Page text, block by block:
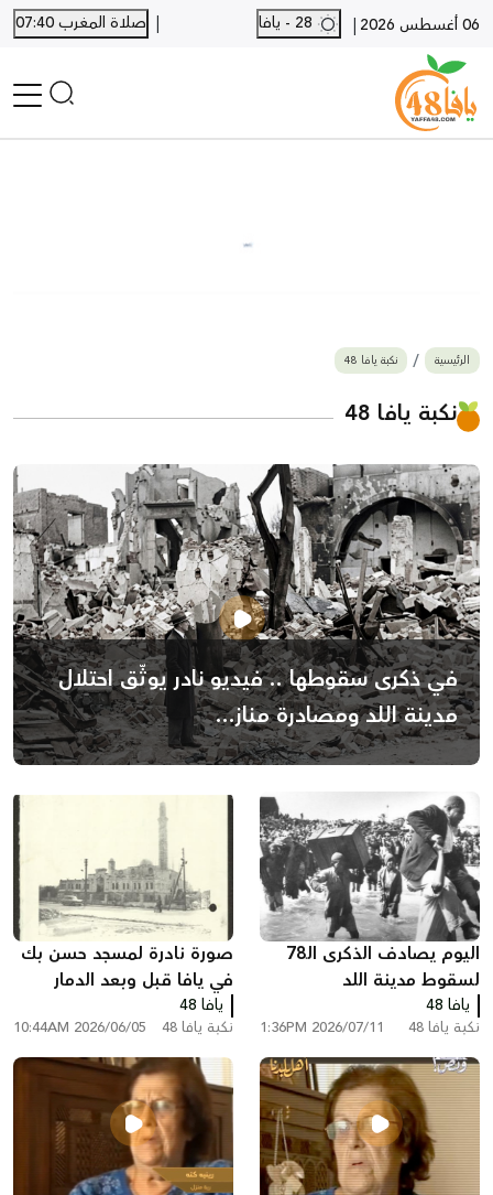
06 أغسطس 2026 |
| صلاة المغرب 07:40
بيع وشراء
أخبار القدس
وفيات
ارسل خبر
الرئيسية نكبة يافا 48
نكبة يافا 48
في ذكرى سقوطها .. فيديو نادر يوثّق احتلال
مدينة اللد ومصادرة مناز...
اليوم يصادف الذكرى الـ78
لسقوط مدينة اللد
يافا 48
نكبة يافا 48 2026/07/11 1:36PM
صورة نادرة لمسجد حسن بك
في يافا قبل وبعد الدمار
يافا 48
نكبة يافا 48 2026/06/05 10:44AM